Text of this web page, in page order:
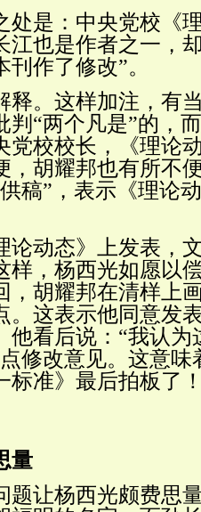
处是：中央党校《
江也是作者之一，
刊作了修改”。
释。这样加注，有
判“两个凡是”的，
党校校长，《理论
，胡耀邦也有所不
稿”，表示《理论
论动态》上发表，
样，杨西光如愿以
，胡耀邦在清样上
。这表示他同意发
他看后说：“我认为
修改意见。这意
标准》最后拍板了
量
题让杨西光颇费思